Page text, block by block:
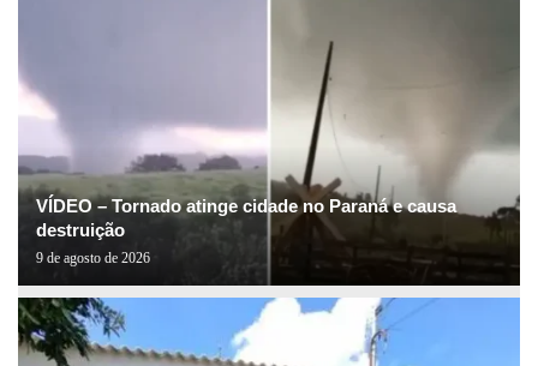
VÍDEO – Tornado atinge cidade no Paraná e causa
destruição
9 de agosto de 2026